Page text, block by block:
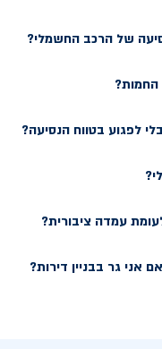
של הרכב החשמלי?
לפגוע בטווח הנסיעה?
עמדה ציבורית?
אני גר בבניין דירות?